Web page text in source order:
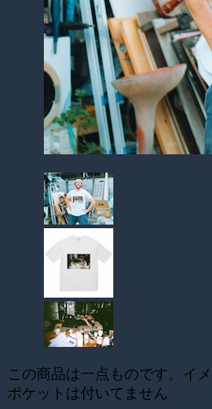
この商品は一点ものです。イ
ポケットは付いてません